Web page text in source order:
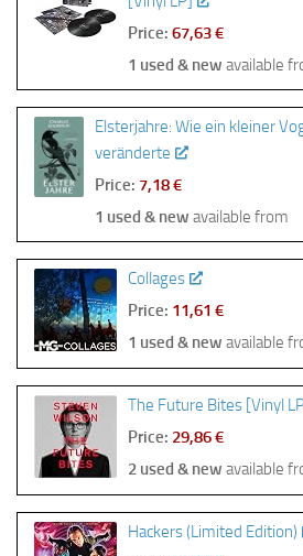
Price: 67,63 €
1 used & new available
Elsterjahre: Wie ein kleiner
veränderte
Price: 7,18 €
1 used & new available from
Collages
Price: 11,61 €
1 used & new available
The Future Bites [Vinyl
Price: 29,86 €
2 used & new available
Hackers (Limited Edition)